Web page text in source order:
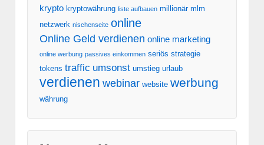
krypto kryptowährung liste aufbauen millionär mlm
netzwerk nischenseite online
Online Geld verdienen online marketing
online werbung passives einkommen seriös strategie
tokens traffic umsonst umstieg urlaub
verdienen webinar website werbung
währung